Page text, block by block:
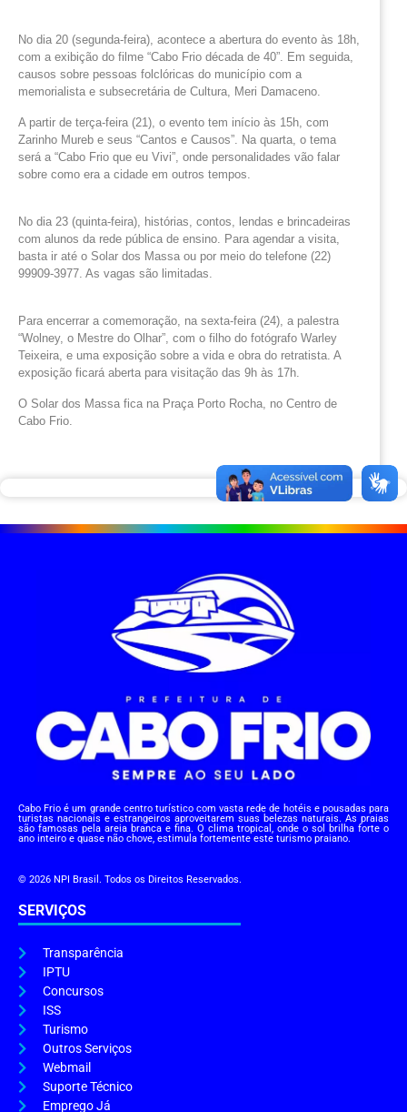
No dia 20 (segunda-feira), acontece a abertura do evento às 18h,
com a exibição do filme “Cabo Frio década de 40”. Em seguida,
causos sobre pessoas folclóricas do município com a
memorialista e subsecretária de Cultura, Meri Damaceno.
A partir de terça-feira (21), o evento tem início às 15h, com
Zarinho Mureb e seus “Cantos e Causos”. Na quarta, o tema
será a “Cabo Frio que eu Vivi”, onde personalidades vão falar
sobre como era a cidade em outros tempos.
No dia 23 (quinta-feira), histórias, contos, lendas e brincadeiras
com alunos da rede pública de ensino. Para agendar a visita,
basta ir até o Solar dos Massa ou por meio do telefone (22)
99909-3977. As vagas são limitadas.
Para encerrar a comemoração, na sexta-feira (24), a palestra
“Wolney, o Mestre do Olhar”, com o filho do fotógrafo Warley
Teixeira, e uma exposição sobre a vida e obra do retratista. A
exposição ficará aberta para visitação das 9h às 17h.
O Solar dos Massa fica na Praça Porto Rocha, no Centro de
Cabo Frio.
Cabo Frio é um grande centro turístico com vasta rede de hotéis e pousadas para
turistas nacionais e estrangeiros aproveitarem suas belezas naturais. As praias
são famosas pela areia branca e fina. O clima tropical, onde o sol brilha forte o
ano inteiro e quase não chove, estimula fortemente este turismo praiano.
© 2026 NPI Brasil. Todos os Direitos Reservados.
SERVIÇOS
Transparência
IPTU
Concursos
ISS
Turismo
Outros Serviços
Webmail
Suporte Técnico
Emprego Já